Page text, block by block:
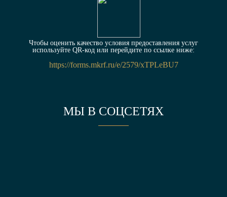
Чтобы оценить качество условия предоставления услуг
используйте QR-код или перейдите по ссылке ниже:
https://forms.mkrf.ru/e/2579/xTPLeBU7
МЫ В СОЦСЕТЯХ